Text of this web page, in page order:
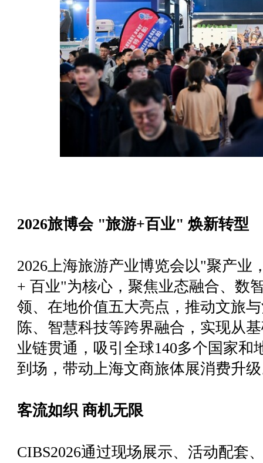
2026旅博会 "旅游+百业" 焕新转型
2026上海旅游产业博览会以"聚产业
+ 百业"为核心，聚焦业态融合、数
领、在地价值五大亮点，推动文旅
陈、智慧科技等跨界融合，实现从
业链贯通，吸引全球140多个国家和
到场，带动上海文商旅体展消费升
客流如织 商机无限
CIBS2026通过现场展示、活动配套